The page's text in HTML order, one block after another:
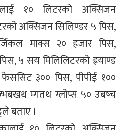
१० लिटरको अक्सिजन
अक्सिजन सिलिण्डर ५ पिस,
माक्स २० हजार पिस,
५ सय मिलिलिटरको ह्रयाण्ड
३०० पिस, पीपीई १००
म्गतथ ग्लोप्स ५० उबष्च
बताए ।